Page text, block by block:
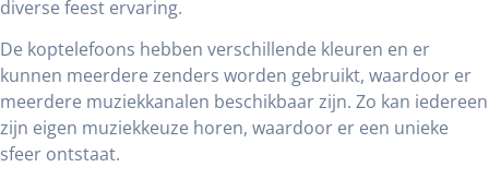
diverse feest ervaring.
De koptelefoons hebben verschillende kleuren en er
kunnen meerdere zenders worden gebruikt, waardoor er
meerdere muziekkanalen beschikbaar zijn. Zo kan iedereen
zijn eigen muziekkeuze horen, waardoor er een unieke
sfeer ontstaat.